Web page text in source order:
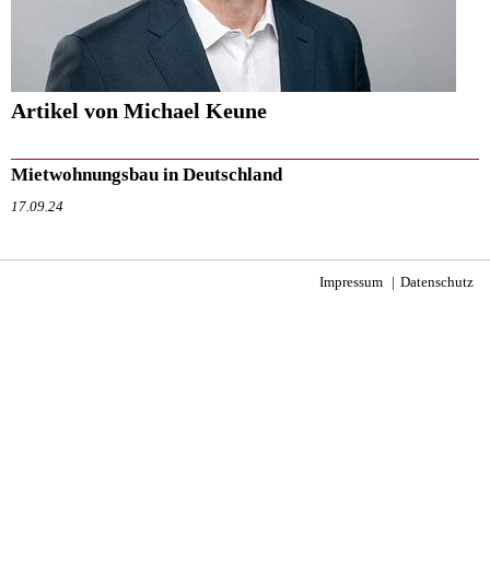
Artikel von Michael Keune
Mietwohnungsbau in Deutschland
17.09.24
Impressum Datenschutz